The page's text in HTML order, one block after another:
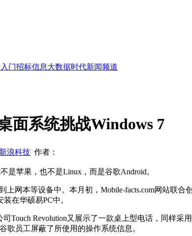
门招标信息大数据时代新闻频道
面系统挑战Windows 7
新浪科技 作者：
苹果，也不是Linux，而是谷歌Android。
本等设备中。本月初，Mobile-facts.com网站联合
在华硕易PC中。
Revolution又展示了一款桌上型电话，同样采
歌员工屏蔽了所使用的操作系统信息。